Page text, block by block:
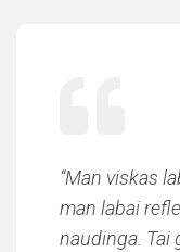
“Man viskas
man labai
naudinga. Tai